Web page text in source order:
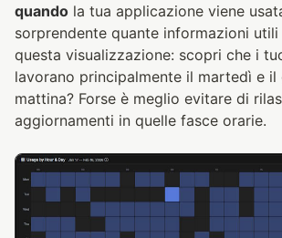
quando la tua applicazione viene
sorprendente quante informazioni utili
questa visualizzazione: scopri che i
lavorano principalmente il martedì e il
mattina? Forse è meglio evitare di
aggiornamenti in quelle fasce orarie.